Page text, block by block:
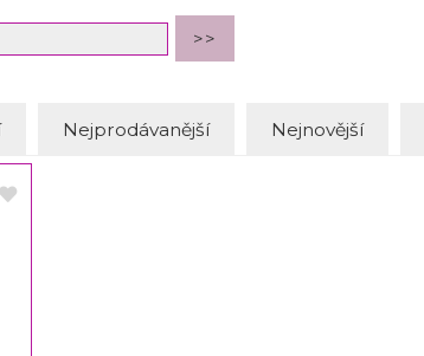
Nejprodávanější Nejnovější